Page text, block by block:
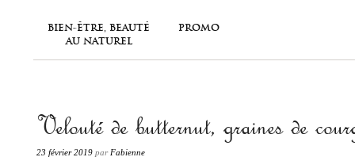
BIEN-ÊTRE, BEAUTÉ
AU NATUREL
PROMO
«Les produits de terroir passent à la casserole.»
Velouté de butternut, graines de
23 février 2019 par Fabienne